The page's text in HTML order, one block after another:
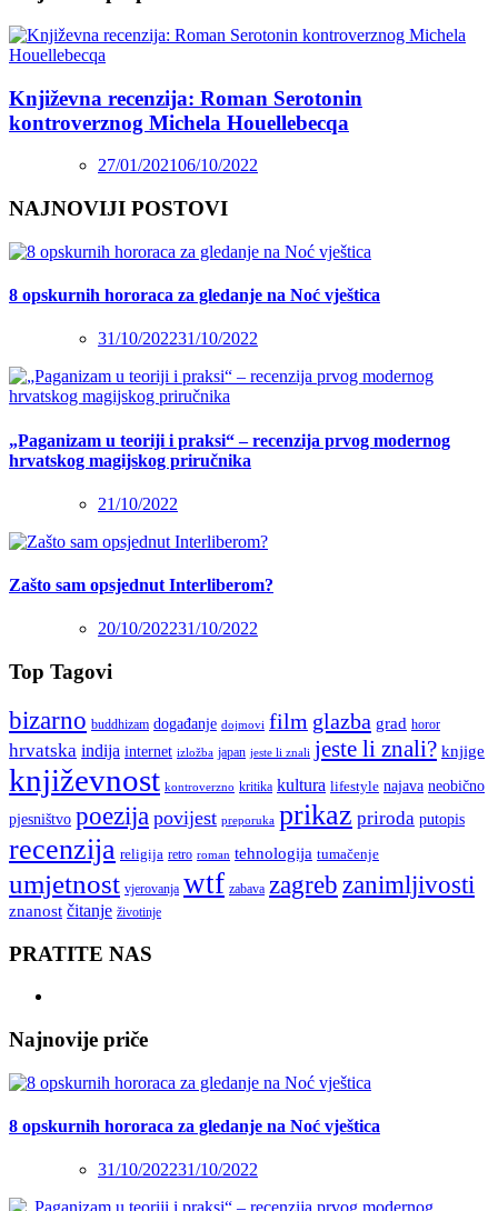
Književna recenzija: Roman Serotonin
kontroverznog Michela Houellebecqa
27/01/202106/10/2022
NAJNOVIJI POSTOVI
8 opskurnih hororaca za gledanje na Noć vještica
31/10/202231/10/2022
„Paganizam u teoriji i praksi“ – recenzija prvog modernog
hrvatskog magijskog priručnika
21/10/2022
Zašto sam opsjednut Interliberom?
20/10/202231/10/2022
Top Tagovi
bizarno buddhizam događanje dojmovi film glazba grad horor
hrvatska indija internet izložba japan jeste li znali jeste li znali? knjige
književnost kontroverzno kritika kultura lifestyle najava neobično
pjesništvo poezija povijest preporuka prikaz priroda putopis
recenzija religija retro roman tehnologija tumačenje
umjetnost vjerovanja wtf zabava zagreb zanimljivosti
znanost čitanje životinje
PRATITE NAS
Najnovije priče
8 opskurnih hororaca za gledanje na Noć vještica
31/10/202231/10/2022